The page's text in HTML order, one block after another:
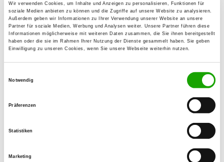
Wir verwenden Cookies, um Inhalte und Anzeigen zu personalisieren, Funktionen für
soziale Medien anbieten zu können und die Zugriffe auf unsere Website zu analysieren.
Außerdem geben wir Informationen zu Ihrer Verwendung unserer Website an unsere
Partner für soziale Medien, Werbung und Analysen weiter. Unsere Partner führen diese
Informationen möglicherweise mit weiteren Daten zusammen, die Sie ihnen bereitgestellt
haben oder die sie im Rahmen Ihrer Nutzung der Dienste gesammelt haben. Sie geben
Einwilligung zu unseren Cookies, wenn Sie unsere Webseite weiterhin nutzen.
Notwendig
Präferenzen
Statistiken
Marketing
Übungsplatz:
Urfelder Str. 63
50389 Wesseling
Handy:
0172 2000401
E-Mail:
www.bonnbuschdorf.jimdo.com